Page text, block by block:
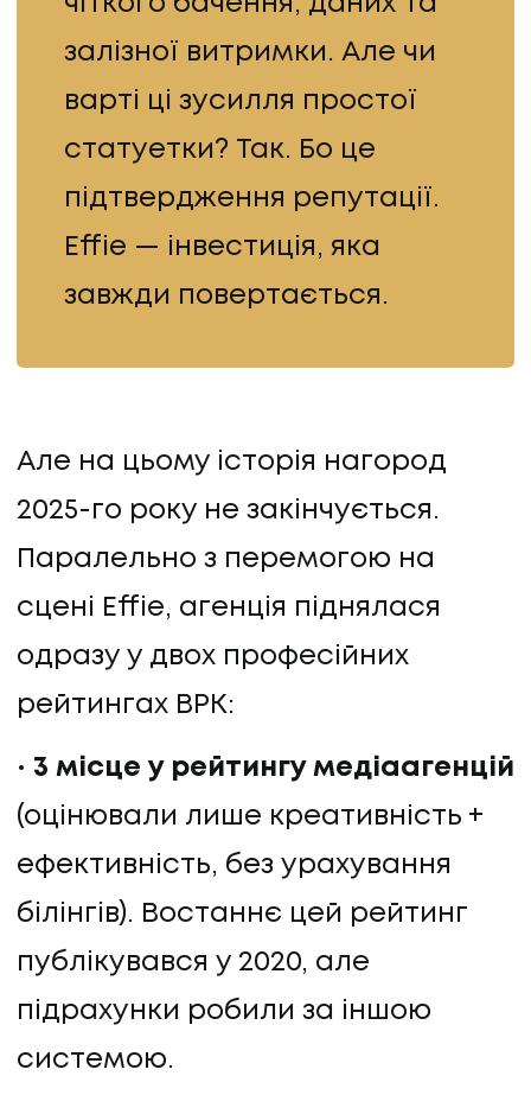
залізної витримки. Але чи
варті ці зусилля простої
статуетки? Так. Бо це
підтвердження репутації.
Effie — інвестиція, яка
завжди повертається.
Але на цьому історія нагород
2025-го року не закінчується.
Паралельно з перемогою на
сцені Effie, агенція піднялася
одразу у двох професійних
рейтингах ВРК:
3 місце у рейтингу медіаагенцій
(оцінювали лише креативність +
ефективність, без урахування
білінгів). Востаннє цей рейтинг
публікувався у 2020, але
підрахунки робили за іншою
системою.